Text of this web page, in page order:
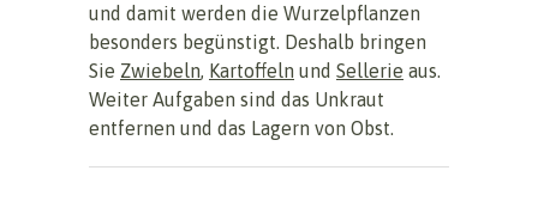
und damit werden die Wurzelpflanzen
besonders begünstigt. Deshalb bringen
Sie Zwiebeln, Kartoffeln und Sellerie aus.
Weiter Aufgaben sind das Unkraut
entfernen und das Lagern von Obst.